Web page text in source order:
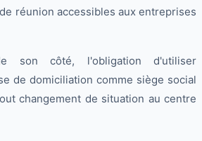
réunion accessibles aux entreprises
son côté, l'obligation d'utiliser
de domiciliation comme siège social
changement de situation au centre